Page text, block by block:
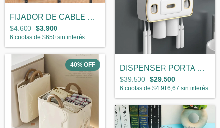
DISPENSER PORTA CEPILLO PASTA DENTAL CON...
$39.500 $29.500
6 cuotas de $4.916,67 sin interés
FIJADOR DE CABLE CON IMAN X 3 ( BLANCO)
$4.600 $3.900
6 cuotas de $650 sin interés
40% OFF